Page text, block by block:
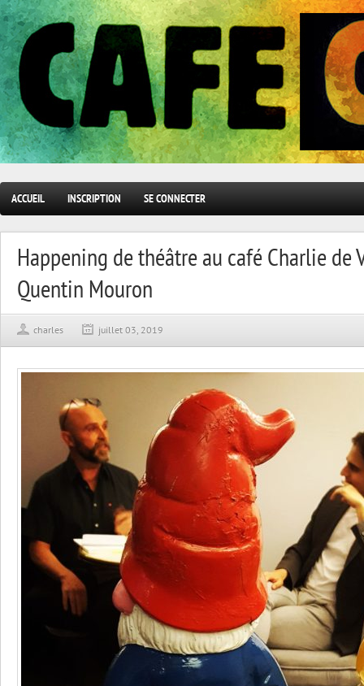
ACCUEIL INSCRIPTION SE CONNECTER
Happening de théâtre au café Charlie de
Quentin Mouron
charles juillet 03, 2019